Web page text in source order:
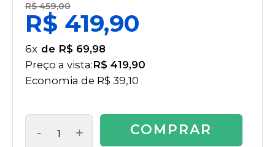
R$ 459,00
R$ 419,90
6x
R$ 69,98
Preço a vista:R$ 419,90
Economia de R$ 39,10
- + COMPRAR